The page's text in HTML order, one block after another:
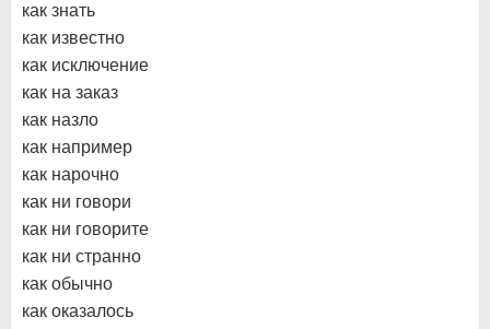
как знать
как известно
как исключение
как на заказ
как назло
как например
как нарочно
как ни говори
как ни говорите
как ни странно
как обычно
как оказалось